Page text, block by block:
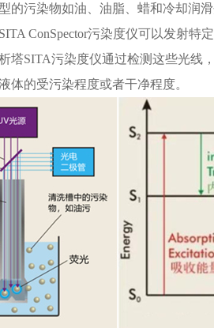
的污染物如油、油脂、蜡和冷却润
ConSpector污染度仪可以发射
塔SITA污染度仪通过检测这些光线
体的受污染程度或者干净程度。